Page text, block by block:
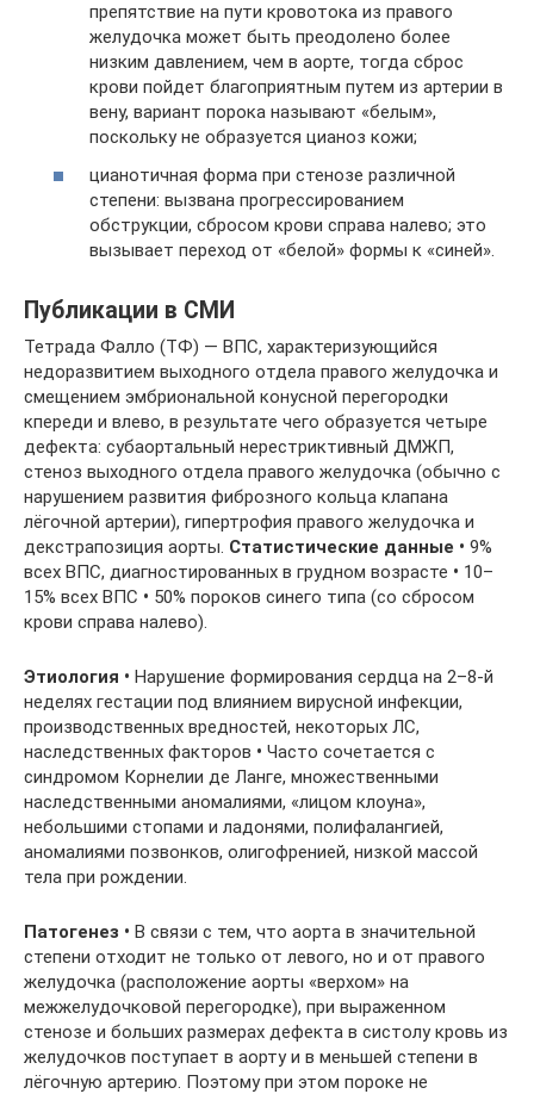
препятствие на пути кровотока из правого
желудочка может быть преодолено более
низким давлением, чем в аорте, тогда сброс
крови пойдет благоприятным путем из артерии в
вену, вариант порока называют «белым»,
поскольку не образуется цианоз кожи;
цианотичная форма при стенозе различной
степени: вызвана прогрессированием
обструкции, сбросом крови справа налево; это
вызывает переход от «белой» формы к «синей».
Публикации в СМИ
Тетрада Фалло (ТФ) — ВПС, характеризующийся
недоразвитием выходного отдела правого желудочка и
смещением эмбриональной конусной перегородки
кпереди и влево, в результате чего образуется четыре
дефекта: субаортальный нерестриктивный ДМЖП,
стеноз выходного отдела правого желудочка (обычно с
нарушением развития фиброзного кольца клапана
лёгочной артерии), гипертрофия правого желудочка и
декстрапозиция аорты. Статистические данные • 9%
всех ВПС, диагностированных в грудном возрасте • 10–
15% всех ВПС • 50% пороков синего типа (со сбросом
крови справа налево).
Этиология • Нарушение формирования сердца на 2–8-й
неделях гестации под влиянием вирусной инфекции,
производственных вредностей, некоторых ЛС,
наследственных факторов • Часто сочетается с
синдромом Корнелии де Ланге, множественными
наследственными аномалиями, «лицом клоуна»,
небольшими стопами и ладонями, полифалангией,
аномалиями позвонков, олигофренией, низкой массой
тела при рождении.
Патогенез • В связи с тем, что аорта в значительной
степени отходит не только от левого, но и от правого
желудочка (расположение аорты «верхом» на
межжелудочковой перегородке), при выраженном
стенозе и больших размерах дефекта в систолу кровь из
желудочков поступает в аорту и в меньшей степени в
лёгочную артерию. Поэтому при этом пороке не